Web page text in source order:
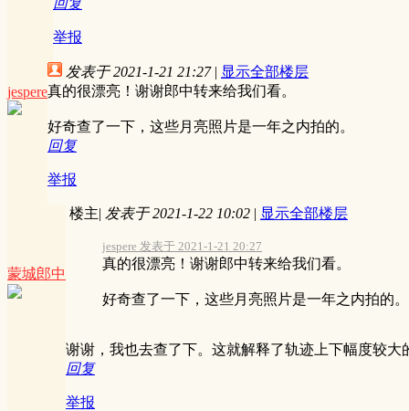
举报
jespere
发表于 2021-1-21 21:27 | 显示全部楼层
真的很漂亮！谢谢郎中转来给我们看。
好奇查了一下，这些月亮照片是一年之内拍的。
回复
举报
蒙城郎中
楼主| 发表于 2021-1-22 10:02 | 显示全部楼层
jespere 发表于 2021-1-21 20:27
真的很漂亮！谢谢郎中转来给我们看。
好奇查了一下，这些月亮照片是一年之内拍的
谢谢，我也去查了下。这就解释了轨迹上下幅度较大
回复
举报